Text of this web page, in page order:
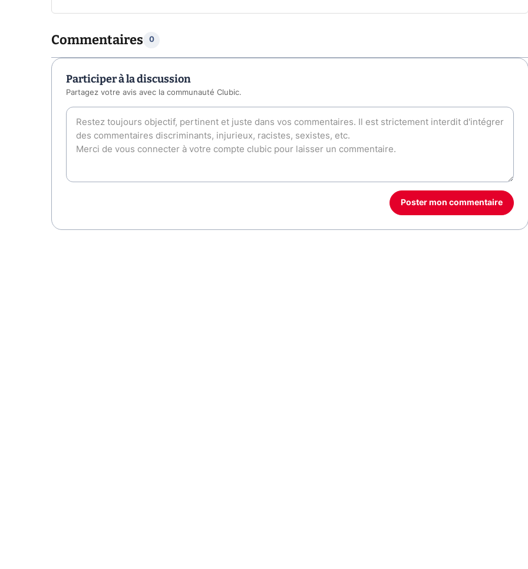
Commentaires 0
Participer à la discussion
Partagez votre avis avec la communauté Clubic.
Poster mon commentaire